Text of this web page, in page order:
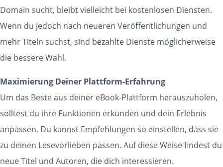
Domain sucht, bleibt vielleicht bei kostenlosen Diensten.
Wenn du jedoch nach neueren Veröffentlichungen und
mehr Titeln suchst, sind bezahlte Dienste möglicherweise
die bessere Wahl.
Maximierung Deiner Plattform-Erfahrung
Um das Beste aus deiner eBook-Plattform herauszuholen,
solltest du ihre Funktionen erkunden und dein Erlebnis
anpassen. Du kannst Empfehlungen so einstellen, dass sie
zu deinen Lesevorlieben passen. Auf diese Weise findest du
neue Titel und Autoren, die dich interessieren.